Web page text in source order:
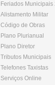
Feriados Municipais
Alistamento Militar
Código de Obras
Plano Plurianual
Plano Diretor
Tributos Municipais
Telefones Taxistas
Serviços Online